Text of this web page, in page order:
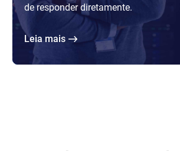
de responder diretamente.
Leia mais